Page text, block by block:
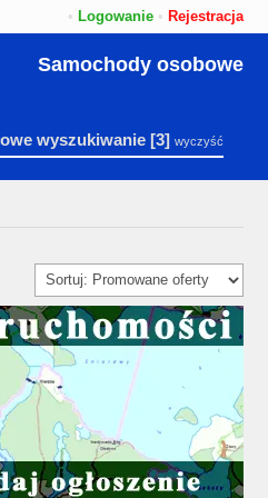
• Logowanie • Rejestracja
Samochody osobowe
wyszukiwanie[3] wyczyść